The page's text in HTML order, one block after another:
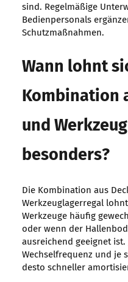
sind. Regelmäßige
Bedienpersonals
Schutzmaßnahmen.
Wann lohnt
Kombination
und
besonders?
Die Kombination aus
Werkzeuglagerregal
Werkzeuge häufig
oder wenn der
ausreichend geeignet ist.
Wechselfrequenz und je
desto schneller